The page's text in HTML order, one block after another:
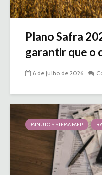
Plano Safra
garantir que o
6 de julho de 2026
MINUTO SISTEMA FAEP